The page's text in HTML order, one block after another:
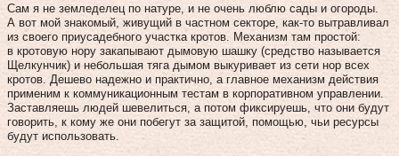
Сам я не земледелец по натуре, и не очень люблю сады и огороды.
А вот мой знакомый, живущий в частном секторе, как-то вытравливал
из своего приусадебного участка кротов. Механизм там простой:
в кротовую нору закапывают дымовую шашку (средство называется
Щелкунчик) и небольшая тяга дымом выкуривает из сети нор всех
кротов. Дешево надежно и практично, а главное механизм действия
применим к коммуникационным тестам в корпоративном управлении.
Заставляешь людей шевелиться, а потом фиксируешь, что они будут
говорить, к кому же они побегут за защитой, помощью, чьи ресурсы
будут использовать.